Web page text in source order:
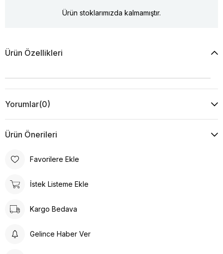
Ürün stoklarımızda kalmamıştır.
Ürün Özellikleri
Yorumlar(0)
Ürün Önerileri
Favorilere Ekle
İstek Listeme Ekle
Kargo Bedava
Gelince Haber Ver